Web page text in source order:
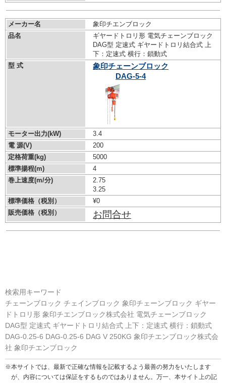
メーカー名
象印チエンブロック
品名
ギヤードトロリ形 電気チェーンブロック
DAG型 定速式 ギヤードトロリ結合式 上
下：定速式 横行：鎖動式
型 式
象印チェーンブロック
DAG-5-4
モーター出力(kW)
3.4
電 源(V)
200
定格荷重(kg)
5000
標準揚程(m)
4
巻上速度(m/分)
2.75
3.25
標準価格（税別）
¥0
販売価格（税別）
お問合せ
検索用キーワード
チェーンブロック チェインブロック 象印チェーンブロック ギヤー
ドトロリ形 象印チエンブロック株式会社 電気チェーンブロック
DAG型 定速式 ギヤードトロリ結合式 上下：定速式 横行：鎖動式
DAG-0.25-6 DAG-0.25-6 DAG V 250KG 象印チエンブロック株式会
社 象印チエンブロック
※本サイトでは、最新で正確な情報を記載するよう最善の努力をいたします
が、内容については保証をするものではありません。万一、本サイト上の記